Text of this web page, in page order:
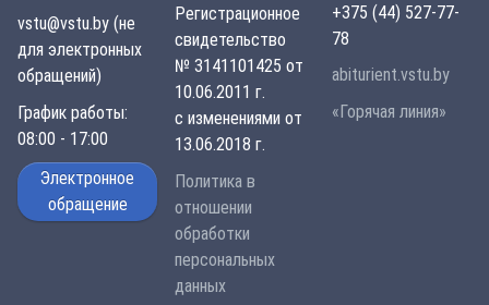
vstu@vstu.by (не
для электронных
обращений)
График работы:
08:00 - 17:00
Электронное
обращение
Регистрационное
свидетельство
№ 3141101425 от
10.06.2011 г.
с изменениями от
13.06.2018 г.
Политика в
отношении
обработки
персональных
данных
+375 (44) 527-77-
78
abiturient.vstu.by
«Горячая линия»